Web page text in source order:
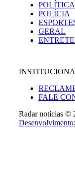
POLÍTICA
POLÍCIA
GERAL
FALE
Radar notícias ©
Desenvolvimento: